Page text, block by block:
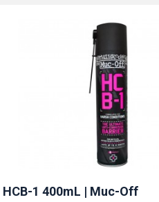
HCB-1 400mL | Muc-Off